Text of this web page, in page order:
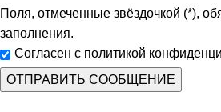
Поля, отмеченные звёздочкой (*),
заполнения.
Согласен с политикой